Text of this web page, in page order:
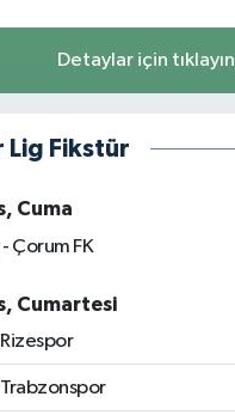
Detaylar için tıklayın
Lig Fikstür
Cuma
Çorum FK
Cumartesi
Trabzonspor